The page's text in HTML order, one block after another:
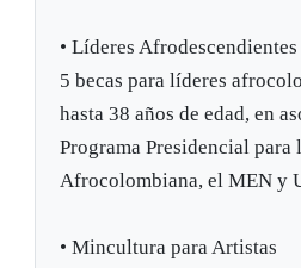
• Líderes Afrodescendientes
5 becas para líderes
hasta 38 años de edad, en
Programa Presidencial para
Afrocolombiana, el MEN y
• Mincultura para Artistas